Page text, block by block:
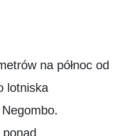
na północ od
lotniska